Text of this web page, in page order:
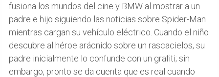
fusiona los mundos del cine y BMW al mostrar a un
padre e hijo siguiendo las noticias sobre Spider-Man
mientras cargan su vehículo eléctrico. Cuando el niño
descubre al héroe arácnido sobre un rascacielos, su
padre inicialmente lo confunde con un grafiti; sin
embargo, pronto se da cuenta que es real cuando